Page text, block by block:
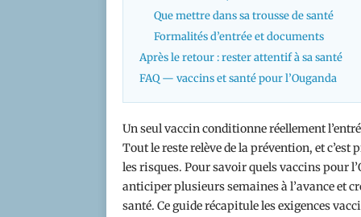
Que mettre dans sa trousse de santé
Formalités d’entrée et documents
Après le retour : rester attentif à sa santé
FAQ — vaccins et santé pour l’Ouganda
Un seul vaccin conditionne réellement
Tout le reste relève de la prévention, et
les risques. Pour savoir quels vaccins pour
anticiper plusieurs semaines à l’avance et
santé. Ce guide récapitule les exigences